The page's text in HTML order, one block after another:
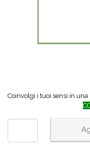
Coinvolgi i tuoi sensi in